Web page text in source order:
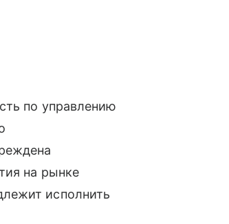
по управлению
на рынке
исполнить